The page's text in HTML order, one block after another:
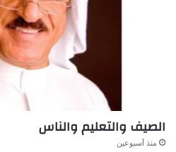
الصيف والتعليم والناس
منذ أسبوعين